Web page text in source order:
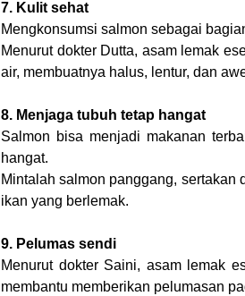
7. Kulit sehat
Mengkonsumsi salmon sebagai
Menurut dokter Dutta, asam lemak
air, membuatnya halus, lentur, dan
8. Menjaga tubuh tetap hangat
Salmon bisa menjadi makanan
hangat.
Mintalah salmon panggang, sertakan
ikan yang berlemak.
9. Pelumas sendi
Menurut dokter Saini, asam lemak
membantu memberikan pelumasan